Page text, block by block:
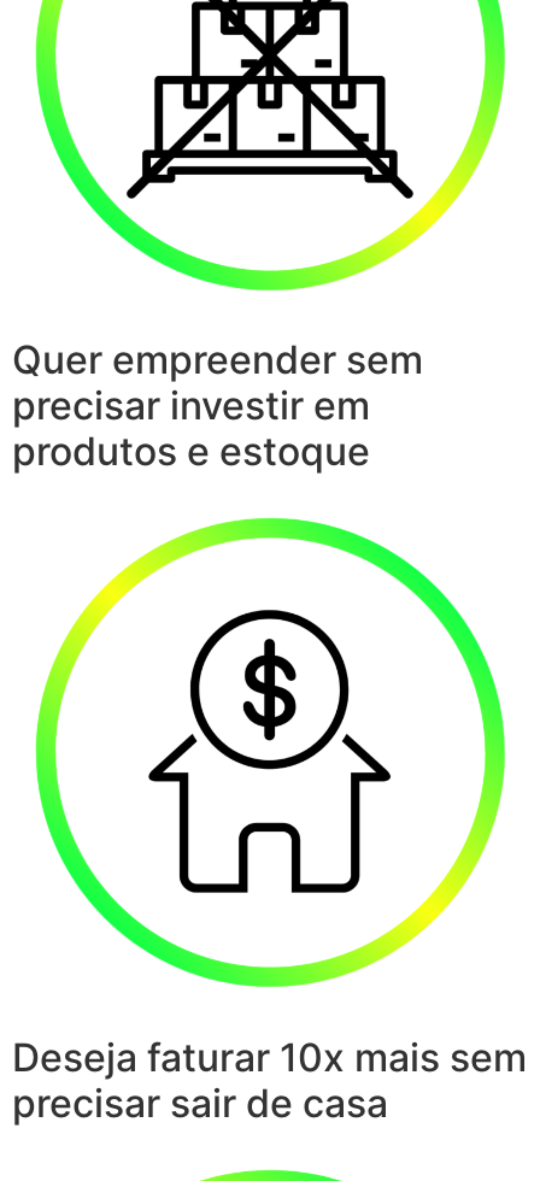
Quer empreender sem
precisar investir em
produtos e estoque
Deseja faturar 10x mais sem
precisar sair de casa